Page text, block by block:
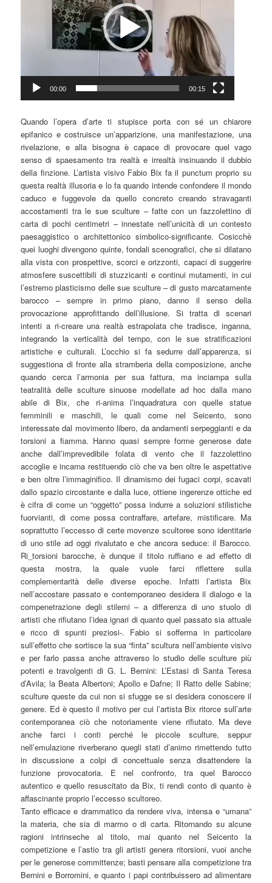
00:00 00:15
Quando l’opera d’arte ti stupisce porta con sé un chiarore
epifanico e costruisce un’apparizione, una manifestazione, una
rivelazione, e alla bisogna è capace di provocare quel vago
senso di spaesamento tra realtà e irrealtà insinuando il dubbio
della finzione. L’artista visivo Fabio Bix fa il punctum proprio su
questa realtà illusoria e lo fa quando intende confondere il mondo
caduco e fuggevole da quello concreto creando stravaganti
accostamenti tra le sue sculture – fatte con un fazzolettino di
carta di pochi centimetri – innestate nell’unicità di un contesto
paesaggistico o architettonico simbolico-significante. Cosicchè
quei luoghi divengono quinte, fondali scenografici, che si dilatano
alla vista con prospettive, scorci e orizzonti, capaci di suggerire
atmosfere suscettibili di stuzzicanti e continui mutamenti, in cui
l’estremo plasticismo delle sue sculture – di gusto marcatamente
barocco – sempre in primo piano, danno il senso della
provocazione approfittando dell’illusione. Si tratta di scenari
intenti a ri-creare una realtà estrapolata che tradisce, inganna,
integrando la verticalità del tempo, con le sue stratificazioni
artistiche e culturali. L’occhio si fa sedurre dall’apparenza, si
suggestiona di fronte alla stramberia della composizione, anche
quando cerca l’armonia per sua fattura, ma inciampa sulla
teatralità delle sculture sinuose modellate ad hoc dalla mano
abile di Bix, che ri-anima l’inquadratura con quelle statue
femminili e maschili, le quali come nel Seicento, sono
interessate dal movimento libero, da andamenti serpeggianti e da
torsioni a fiamma. Hanno quasi sempre forme generose date
anche dall’imprevedibile folata di vento che il fazzolettino
accoglie e incarna restituendo ciò che va ben oltre le aspettative
e ben oltre l’immaginifico. Il dinamismo dei fugaci corpi, scavati
dallo spazio circostante e dalla luce, ottiene ingerenze ottiche ed
è cifra di come un “oggetto” possa indurre a soluzioni stilistiche
fuorvianti, di come possa contraffare, artefare, mistificare. Ma
soprattutto l’eccesso di certe movenze scultoree sono identitarie
di uno stile ad oggi rivalutato e che ancora seduce: il Barocco.
Ri_torsioni barocche, è dunque il titolo ruffiano e ad effetto di
questa mostra, la quale vuole farci riflettere sulla
complementarità delle diverse epoche. Infatti l’artista Bix
nell’accostare passato e contemporaneo desidera il dialogo e la
compenetrazione degli stilemi – a differenza di uno stuolo di
artisti che rifiutano l’idea ignari di quanto quel passato sia attuale
e ricco di spunti preziosi-. Fabio si sofferma in particolare
sull’effetto che sortisce la sua “finta” scultura nell’ambiente visivo
e per farlo passa anche attraverso lo studio delle sculture più
potenti e travolgenti di G. L. Bernini: L’Estasi di Santa Teresa
d’Avila; la Beata Albertoni; Apollo e Dafne; Il Ratto delle Sabine;
sculture queste da cui non si sfugge se si desidera conoscere il
genere. Ed è questo il motivo per cui l’artista Bix ritorce sull’arte
contemporanea ciò che notoriamente viene rifiutato. Ma deve
anche farci i conti perché le piccole sculture, seppur
nell’emulazione riverberano quegli stati d’animo rimettendo tutto
in discussione a colpi di concettuale senza disattendere la
funzione provocatoria. E nel confronto, tra quel Barocco
autentico e quello resuscitato da Bix, ti rendi conto di quanto è
affascinante proprio l’eccesso scultoreo.
Tanto efficace e drammatico da rendere viva, intensa e “umana”
la materia, che sia di marmo o di carta. Ritornando su alcune
ragioni intrinseche al titolo, mai quanto nel Seicento la
competizione e l’astio tra gli artisti genera ritorsioni, vuoi anche
per le generose committenze; basti pensare alla competizione tra
Bernini e Borromini, e quanto i papi contribuissero ad alimentare